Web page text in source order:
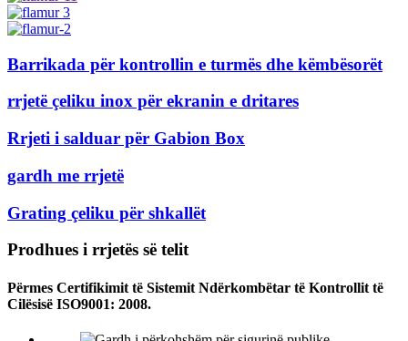
Barrikada për kontrollin e turmës dhe këmbësorët
rrjetë çeliku inox për ekranin e dritares
Rrjeti i salduar për Gabion Box
gardh me rrjetë
Grating çeliku për shkallët
Prodhues i rrjetës së telit
Përmes Certifikimit të Sistemit Ndërkombëtar të Kontrollit të
Cilësisë ISO9001: 2008.